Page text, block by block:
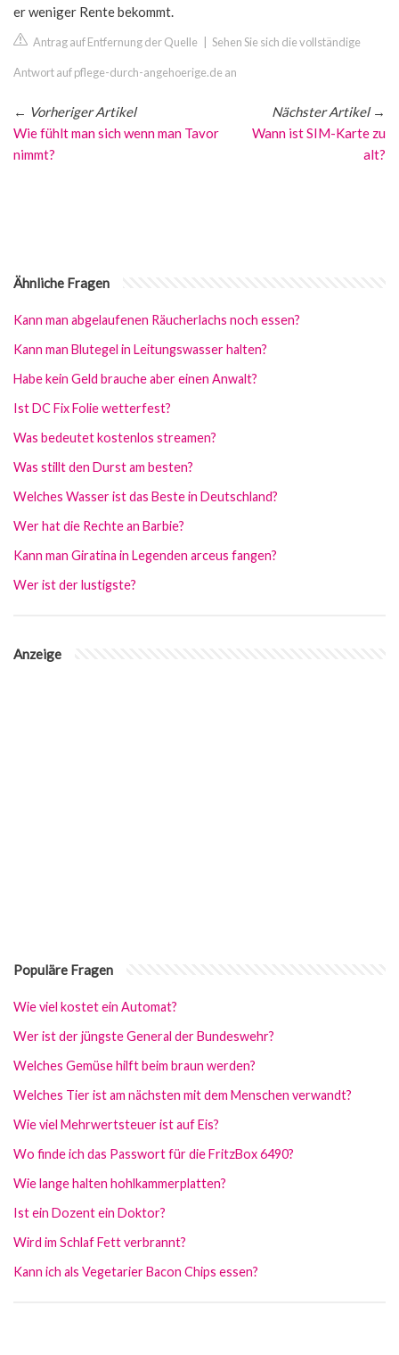
er weniger Rente bekommt.
Antrag auf Entfernung der Quelle Sehen Sie sich die vollständige
Antwort auf pflege-durch-angehoerige.de an
← Vorheriger Artikel
Wie fühlt man sich wenn man Tavor
nimmt?
Nächster Artikel→
Wann ist SIM-Karte zu
alt?
Ähnliche Fragen
Kann man abgelaufenen Räucherlachs noch essen?
Kann man Blutegel in Leitungswasser halten?
Habe kein Geld brauche aber einen Anwalt?
Ist DC Fix Folie wetterfest?
Was bedeutet kostenlos streamen?
Was stillt den Durst am besten?
Welches Wasser ist das Beste in Deutschland?
Wer hat die Rechte an Barbie?
Kann man Giratina in Legenden arceus fangen?
Wer ist der lustigste?
Anzeige
Populäre Fragen
Wie viel kostet ein Automat?
Wer ist der jüngste General der Bundeswehr?
Welches Gemüse hilft beim braun werden?
Welches Tier ist am nächsten mit dem Menschen verwandt?
Wie viel Mehrwertsteuer ist auf Eis?
Wo finde ich das Passwort für die FritzBox 6490?
Wie lange halten hohlkammerplatten?
Ist ein Dozent ein Doktor?
Wird im Schlaf Fett verbrannt?
Kann ich als Vegetarier Bacon Chips essen?